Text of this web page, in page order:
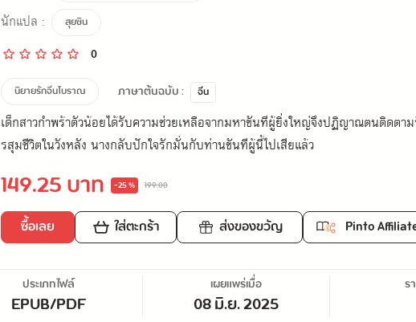
นักแปล : สุยซิน
0
นิยายรักจีนโบราณ ภาษาต้นฉบับ : จีน
เด็กสาวกำพร้าตัวน้อยได้รับความช่วยเหลือจากมหาขันทีผู้ยิ่งใหญ่จึงปฏิญาณตนติดตา
รสุมชีวิตในวังหลัง นางกลับปักใจรักมั่นกับท่านขันทีผู้นี้ไปเสียแล้ว
149.25 บาท -25 % 199.00
ซื้อเลย ใส่ตะกร้า ส่งของขวัญ Pinto
ประเภทไฟล์
EPUB/PDF
เผยแพร่เมื่อ
08 มิ.ย. 2025
ร